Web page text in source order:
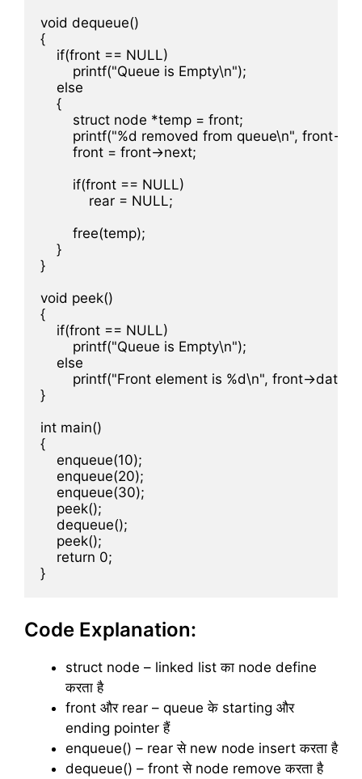
void dequeue()
{
    if(front == NULL)
        printf("Queue is Empty\n");
    else
    {
        struct node *temp = front;
printf("%d removed from queue\n", front-
        front = front->next;
        if(front == NULL)
            rear = NULL;
        free(temp);
    }
}
void peek()
{
    if(front == NULL)
        printf("Queue is Empty\n");
    else
        printf("Front element is %d\n", front->data);
}
int main()
{
    enqueue(10);
    enqueue(20);
    enqueue(30);
    peek();
    dequeue();
    peek();
    return 0;
Code Explanation:
struct node – linked list का node define
करता है
front और rear – queue के starting और
ending pointer हैं
enqueue() – rear से new node insert करता है
dequeue() – front से node remove करता है